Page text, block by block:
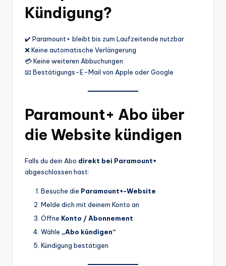
Kündigung?
✔️ Paramount+ bleibt bis zum Laufzeitende nutzbar
❌ Keine automatische Verlängerung
💳 Keine weiteren Abbuchungen
📧 Bestätigungs-E-Mail von Apple oder Google
Paramount+ Abo über
die Website kündigen
Falls du dein Abo direkt bei Paramount+
abgeschlossen hast:
Besuche die Paramount+-Website
Melde dich mit deinem Konto an
Öffne Konto / Abonnement
Wähle „Abo kündigen“
Kündigung bestätigen